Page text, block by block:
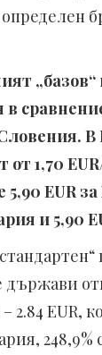
„базов“
в
В
от 1,70
5,90 EUR
и 5,90
държави
2.84 EUR,